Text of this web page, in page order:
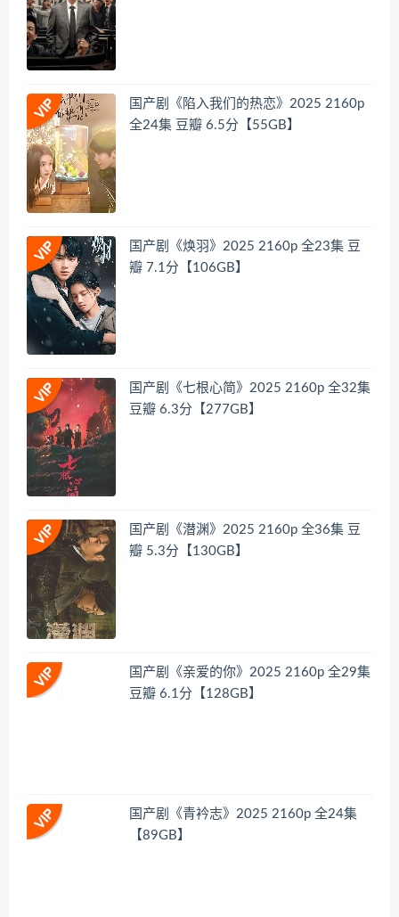
国产剧《陷入我们的热恋》2025 2160p
全24集 豆瓣 6.5分【55GB】
国产剧《焕羽》2025 2160p 全23集 豆
瓣 7.1分【106GB】
国产剧《七根心简》2025 2160p 全32集
豆瓣 6.3分【277GB】
国产剧《潜渊》2025 2160p 全36集 豆
瓣 5.3分【130GB】
国产剧《亲爱的你》2025 2160p 全29集
豆瓣 6.1分【128GB】
国产剧《青衿志》2025 2160p 全24集
【89GB】